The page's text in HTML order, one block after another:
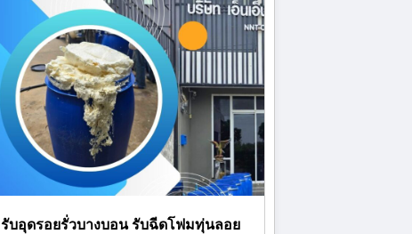
รับอุดรอยรั่วบางบอน รับฉีดโฟมทุ่นลอย